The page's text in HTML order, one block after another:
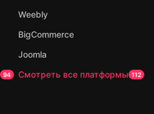
94
Weebly
BigCommerce
Joomla
Смотреть все платформы 112